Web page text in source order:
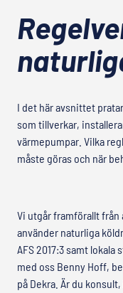
I det här avsnittet
som tillverkar,
värmepumpar. Vilka
måste göras och när
Vi utgår framförallt från
använder naturliga
AFS 2017:3 samt
med oss Benny Hoff,
på Dekra. Är du